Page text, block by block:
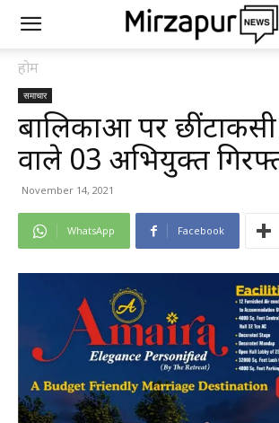
होम
समाचार
बालिकाओं पर
वाले 03 अभियुक्त
November 14, 2021
WhatsApp Facebook